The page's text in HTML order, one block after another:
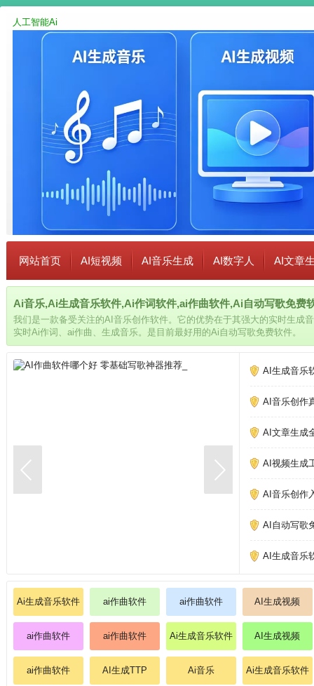
人工智能Ai
网站首页 AI短视频 AI音乐生成 AI数字人 AI文章
Ai音乐,Ai生成音乐软件,Ai作词软件,ai作曲软件,Ai自动写歌免费
我们是一款备受关注的AI音乐创作软件。它的优势在于其强大的实时生成
实时Ai作词、ai作曲、生成音乐。是目前最好用的Ai自动写歌免费软件。
AI生成音乐
AI音乐创作
AI文章生成
AI视频生成
AI音乐创作
AI自动写歌
AI生成音乐
Ai生成音乐软件 ai作曲软件 ai作曲软件 AI生成视频
ai作曲软件 ai作曲软件 Ai生成音乐软件 AI生成视频
ai作曲软件 AI生成TTP Ai音乐 Ai生成音乐软件